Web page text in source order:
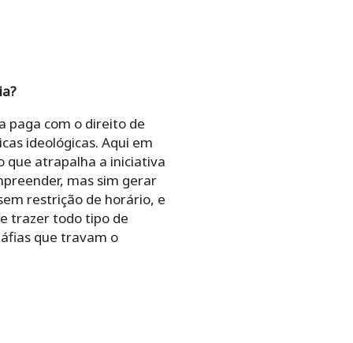
paga com o direito de
ideológicas. Aqui em
que atrapalha a iniciativa
mas sim gerar
restrição de horário, e
trazer todo tipo de
que travam o